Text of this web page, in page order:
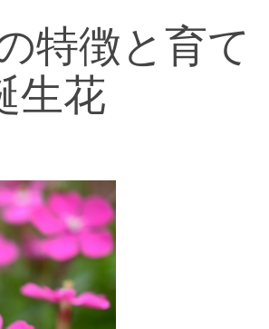
特徴と育て
生花